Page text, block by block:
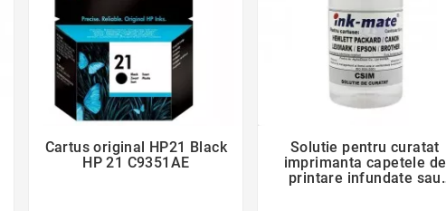

favorite_border
Cartus original HP21 Black
HP 21 C9351AE

favorite_border
Solutie pentru curatat
imprimanta capetele de
printare infundate sau